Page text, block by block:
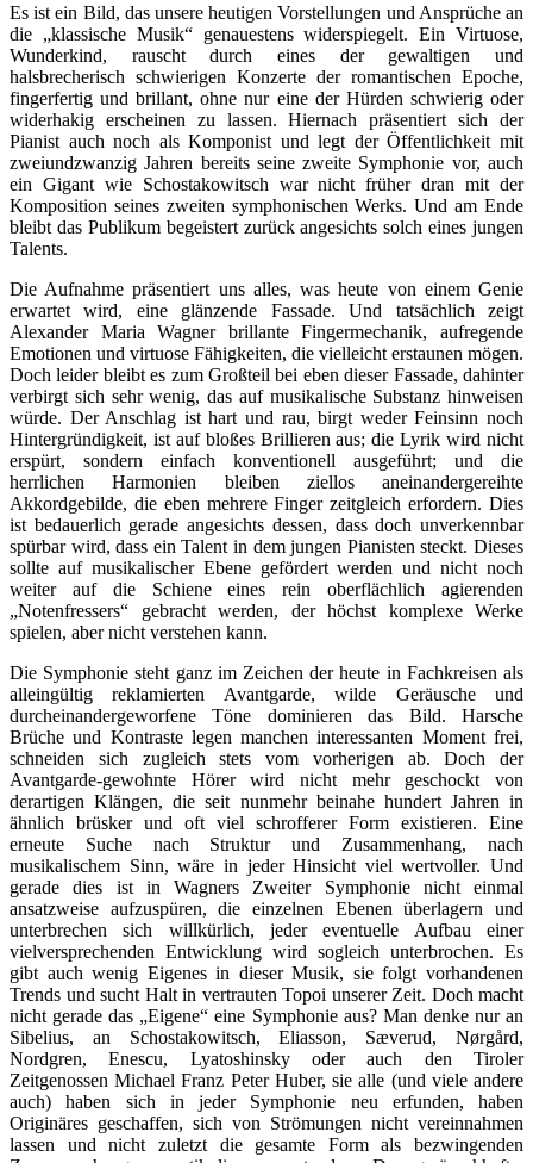
Es ist ein Bild, das unsere heutigen Vorstellungen und Ansprüche an
die „klassische Musik“ genauestens widerspiegelt. Ein Virtuose,
Wunderkind, rauscht durch eines der gewaltigen und
halsbrecherisch schwierigen Konzerte der romantischen Epoche,
fingerfertig und brillant, ohne nur eine der Hürden schwierig oder
widerhakig erscheinen zu lassen. Hiernach präsentiert sich der
Pianist auch noch als Komponist und legt der Öffentlichkeit mit
zweiundzwanzig Jahren bereits seine zweite Symphonie vor, auch
ein Gigant wie Schostakowitsch war nicht früher dran mit der
Komposition seines zweiten symphonischen Werks. Und am Ende
bleibt das Publikum begeistert zurück angesichts solch eines jungen
Talents.
Die Aufnahme präsentiert uns alles, was heute von einem Genie
erwartet wird, eine glänzende Fassade. Und tatsächlich zeigt
Alexander Maria Wagner brillante Fingermechanik, aufregende
Emotionen und virtuose Fähigkeiten, die vielleicht erstaunen mögen.
Doch leider bleibt es zum Großteil bei eben dieser Fassade, dahinter
verbirgt sich sehr wenig, das auf musikalische Substanz hinweisen
würde. Der Anschlag ist hart und rau, birgt weder Feinsinn noch
Hintergründigkeit, ist auf bloßes Brillieren aus; die Lyrik wird nicht
erspürt, sondern einfach konventionell ausgeführt; und die
herrlichen Harmonien bleiben ziellos aneinandergereihte
Akkordgebilde, die eben mehrere Finger zeitgleich erfordern. Dies
ist bedauerlich gerade angesichts dessen, dass doch unverkennbar
spürbar wird, dass ein Talent in dem jungen Pianisten steckt. Dieses
sollte auf musikalischer Ebene gefördert werden und nicht noch
weiter auf die Schiene eines rein oberflächlich agierenden
„Notenfressers“ gebracht werden, der höchst komplexe Werke
spielen, aber nicht verstehen kann.
Die Symphonie steht ganz im Zeichen der heute in Fachkreisen als
alleingültig reklamierten Avantgarde, wilde Geräusche und
durcheinandergeworfene Töne dominieren das Bild. Harsche
Brüche und Kontraste legen manchen interessanten Moment frei,
schneiden sich zugleich stets vom vorherigen ab. Doch der
Avantgarde-gewohnte Hörer wird nicht mehr geschockt von
derartigen Klängen, die seit nunmehr beinahe hundert Jahren in
ähnlich brüsker und oft viel schrofferer Form existieren. Eine
erneute Suche nach Struktur und Zusammenhang, nach
musikalischem Sinn, wäre in jeder Hinsicht viel wertvoller. Und
gerade dies ist in Wagners Zweiter Symphonie nicht einmal
ansatzweise aufzuspüren, die einzelnen Ebenen überlagern und
unterbrechen sich willkürlich, jeder eventuelle Aufbau einer
vielversprechenden Entwicklung wird sogleich unterbrochen. Es
gibt auch wenig Eigenes in dieser Musik, sie folgt vorhandenen
Trends und sucht Halt in vertrauten Topoi unserer Zeit. Doch macht
nicht gerade das „Eigene“ eine Symphonie aus? Man denke nur an
Sibelius, an Schostakowitsch, Eliasson, Sæverud, Nørgård,
Nordgren, Enescu, Lyatoshinsky oder auch den Tiroler
Zeitgenossen Michael Franz Peter Huber, sie alle (und viele andere
auch) haben sich in jeder Symphonie neu erfunden, haben
Originäres geschaffen, sich von Strömungen nicht vereinnahmen
lassen und nicht zuletzt die gesamte Form als bezwingenden